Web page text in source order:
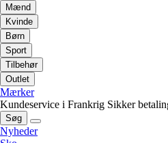
Mænd
Kvinde
Børn
Sport
Tilbehør
Outlet
Mærker
Kundeservice i Frankrig Sikker
Søg
Nyheder